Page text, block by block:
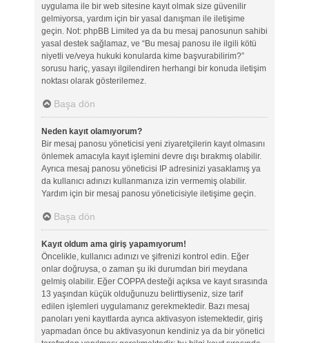
uygulama ile bir web sitesine kayıt olmak size güvenilir
gelmiyorsa, yardım için bir yasal danışman ile iletişime
geçin. Not: phpBB Limited ya da bu mesaj panosunun sahibi
yasal destek sağlamaz, ve “Bu mesaj panosu ile ilgili kötü
niyetli ve/veya hukuki konularda kime başvurabilirim?”
sorusu hariç, yasayı ilgilendiren herhangi bir konuda iletişim
noktası olarak gösterilemez.
Başa dön
Neden kayıt olamıyorum?
Bir mesaj panosu yöneticisi yeni ziyaretçilerin kayıt olmasını
önlemek amacıyla kayıt işlemini devre dışı bırakmış olabilir.
Ayrıca mesaj panosu yöneticisi IP adresinizi yasaklamış ya
da kullanıcı adınızı kullanmanıza izin vermemiş olabilir.
Yardım için bir mesaj panosu yöneticisiyle iletişime geçin.
Başa dön
Kayıt oldum ama giriş yapamıyorum!
Öncelikle, kullanıcı adınızı ve şifrenizi kontrol edin. Eğer
onlar doğruysa, o zaman şu iki durumdan biri meydana
gelmiş olabilir. Eğer COPPA desteği açıksa ve kayıt sırasında
13 yaşından küçük olduğunuzu belirttiyseniz, size tarif
edilen işlemleri uygulamanız gerekmektedir. Bazı mesaj
panoları yeni kayıtlarda ayrıca aktivasyon istemektedir, giriş
yapmadan önce bu aktivasyonun kendiniz ya da bir yönetici